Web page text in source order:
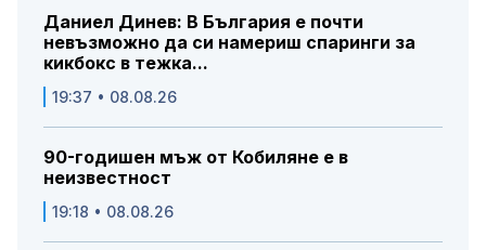
Даниел Динев: В България е почти
невъзможно да си намериш спаринги за
кикбокс в тежка...
19:37 • 08.08.26
90-годишен мъж от Кобиляне е в
неизвестност
19:18 • 08.08.26